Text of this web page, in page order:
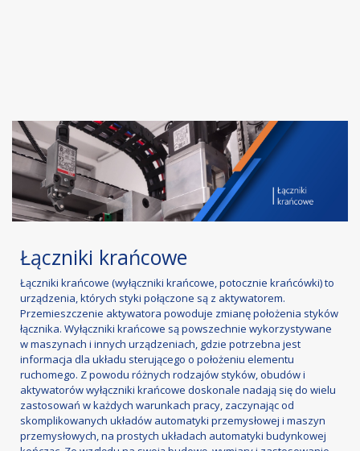
Łączniki krańcowe
Łączniki krańcowe (wyłączniki krańcowe, potocznie krańcówki) to
urządzenia, których styki połączone są z aktywatorem.
Przemieszczenie aktywatora powoduje zmianę położenia styków
łącznika. Wyłączniki krańcowe są powszechnie wykorzystywane
w maszynach i innych urządzeniach, gdzie potrzebna jest
informacja dla układu sterującego o położeniu elementu
ruchomego. Z powodu różnych rodzajów styków, obudów i
aktywatorów wyłączniki krańcowe doskonale nadają się do wielu
zastosowań w każdych warunkach pracy, zaczynając od
skomplikowanych układów automatyki przemysłowej i maszyn
przemysłowych, na prostych układach automatyki budynkowej